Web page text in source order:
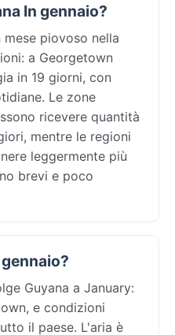
In gennaio?
mese piovoso nella
a Georgetown
in 19 giorni, con
Le zone
ricevere quantità
mentre le regioni
leggermente più
brevi e poco
Guyana a January:
e condizioni
il paese. L'aria è